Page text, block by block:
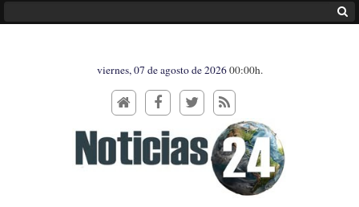
viernes, 07 de agosto de 202600:00h.